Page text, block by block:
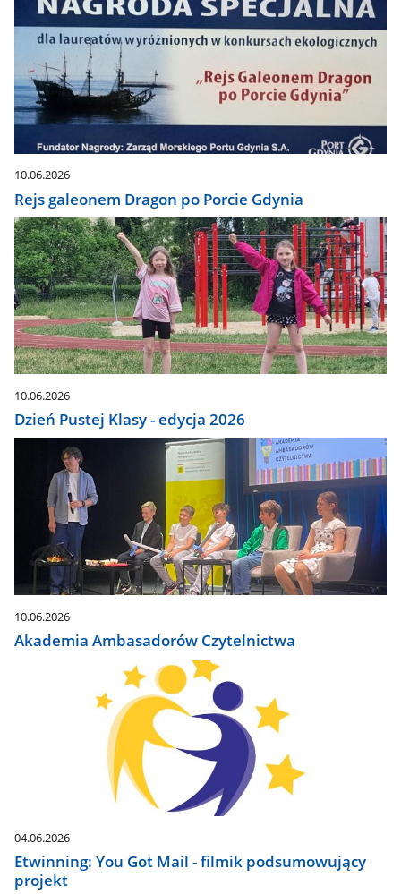
10.06.2026
Rejs galeonem Dragon po Porcie Gdynia
10.06.2026
Dzień Pustej Klasy - edycja 2026
10.06.2026
Akademia Ambasadorów Czytelnictwa
04.06.2026
Etwinning: You Got Mail - filmik podsumowujący
projekt